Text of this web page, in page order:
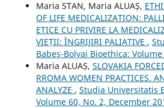
Maria STAN, Maria ALUAȘ,
OF LIFE MEDICALIZATION:
ETICE CU PRIVIRE LA
VIEȚII: ÎNGRIJIRI PALIATIVE ,
Babeş-Bolyai Bioethica:
Maria ALUAȘ, SLOVAKIA
RROMA WOMEN PRACTICES.
ANALYZE , Studia Universitatis
Volume 60, No. 2, December